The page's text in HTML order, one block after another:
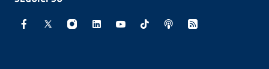
Facebook - Sito esterno - Apertura in nuova finestra
X - Sito esterno - Apertura in nuova finestra
Instagram - Sito esterno - Apertura in
Linkedin - Sito esterno - Apertura in
Youtube - Sito esterno -
TikTok - Sito esterno -
Spreaker - Sito
Feed RSS -